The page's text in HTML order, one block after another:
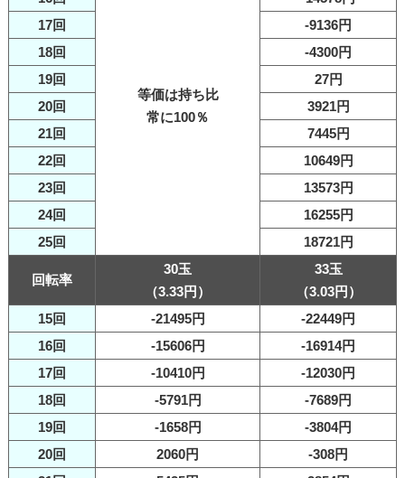
等価は持ち比
常に100％
17回
-9136円
18回
-4300円
19回
27円
20回
3921円
21回
7445円
22回
10649円
23回
13573円
24回
16255円
25回
18721円
回転率
30玉
（3.33円）
33玉
（3.03円）
15回
-21495円
-22449円
16回
-15606円
-16914円
17回
-10410円
-12030円
18回
-5791円
-7689円
19回
-1658円
-3804円
20回
2060円
-308円